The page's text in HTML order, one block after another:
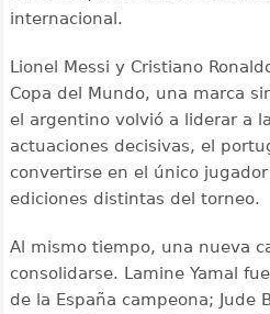
internacional.
Lionel Messi y Cristiano
Copa del Mundo, una marca
el argentino volvió a liderar a
actuaciones decisivas, el
convertirse en el único
ediciones distintas del torneo.
Al mismo tiempo, una nueva
consolidarse. Lamine Yamal
de la España campeona; Jude